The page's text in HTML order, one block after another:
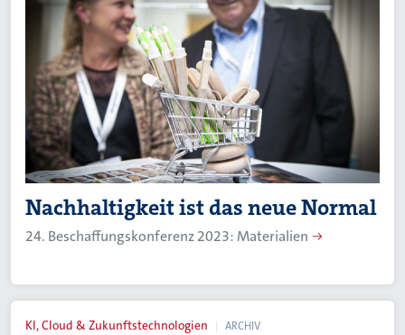
Nachhaltigkeit ist das neue Normal
24. Beschaffungskonferenz 2023: Materialien
KI, Cloud & Zukunftstechnologien ARCHIV